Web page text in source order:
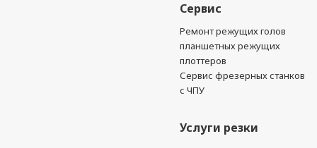
Сервис
Ремонт режущих голов
планшетных режущих
плоттеров
Сервис фрезерных станков
с ЧПУ
Услуги резки